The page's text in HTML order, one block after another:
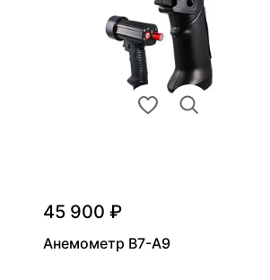
45 900 ₽
Анемометр В7-А9